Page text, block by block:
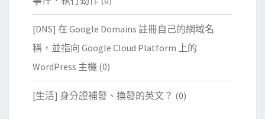
[DNS] 在 Google Domains 註冊自己的網域名
稱，並指向 Google Cloud Platform 上的
WordPress 主機 (0)
[生活] 身分證補發、換發的英文？ (0)